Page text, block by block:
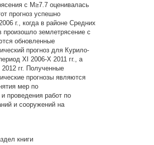
с М≥7.7 оценивалась
прогноз успешно
г., когда в районе Средних
произошло землетрясение c
обновленные
прогноз для Курило-
XI 2006-Х 2011 гг., а
гг. Полученные
прогнозы являются
мер по
проведения работ по
и сооружений на
книги